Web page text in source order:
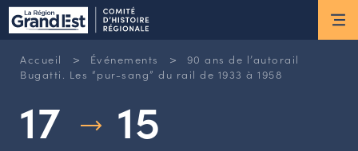
ESPACE MEMBRE
Actus
ACTUALITÉS DU MOMENT
Accueil > Événements >
90 ans de l’autorail
Bugatti. Les “pur-sang” du rail de 1933 à 1958
17 15